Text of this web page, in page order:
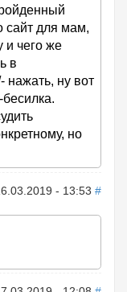
сайт для мам,
и чего же
в
нажать, ну вот
но
- 13:53 #